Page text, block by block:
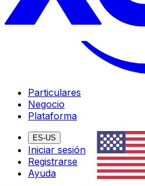
Particulares
Negocio
Plataforma
ES-US
Iniciar sesión
Registrarse
Ayuda